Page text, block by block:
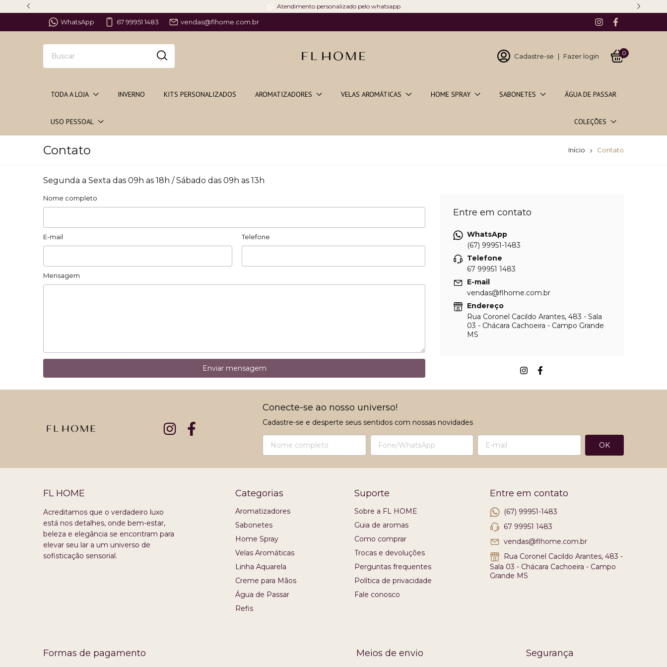
Atendimento personalizado pelo whatsapp
WhatsApp 67 99951 1483 vendas@flhome.com.br
Cadastre-se | Fazer login 0
TODA A LOJA INVERNO KITS PERSONALIZADOS AROMATIZADORES VELAS AROMÁTICAS HOME SPRAY SABONETES ÁGUA DE PASSAR
USO PESSOAL COLEÇÕES
Contato Início Contato
Segunda a Sexta das 09h as 18h / Sábado das 09h as 13h
Nome completo
E-mail Telefone
Mensagem
Enviar mensagem
Entre em contato
WhatsApp
(67) 99951-1483
Telefone
67 99951 1483
E-mail
vendas@flhome.com.br
Endereço
Rua Coronel Cacildo Arantes, 483 - Sala
03 - Chácara Cachoeira - Campo Grande
MS
Conecte-se ao nosso universo!
Cadastre-se e desperte seus sentidos com nossas novidades
FL HOME
Acreditamos que o verdadeiro luxo
está nos detalhes, onde bem-estar,
beleza e elegância se encontram para
elevar seu lar a um universo de
sofisticação sensorial.
Categorias
Aromatizadores
Sabonetes
Home Spray
Velas Aromáticas
Linha Aquarela
Creme para Mãos
Água de Passar
Refis
Suporte
Sobre a FL HOME
Guia de aromas
Como comprar
Trocas e devoluções
Perguntas frequentes
Política de privacidade
Fale conosco
Entre em contato
(67) 99951-1483
67 99951 1483
vendas@flhome.com.br
Rua Coronel Cacildo Arantes, 483 -
Sala 03 - Chácara Cachoeira - Campo
Grande MS
Formas de pagamento Meios de envio Segurança